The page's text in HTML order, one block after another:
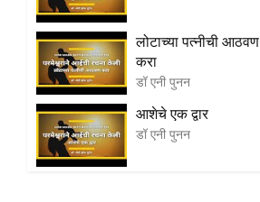
लोटाच्या पत्नीची आठवण
करा
डॉ एनी पुनन
आशेचे एक द्वार
डॉ एनी पुनन